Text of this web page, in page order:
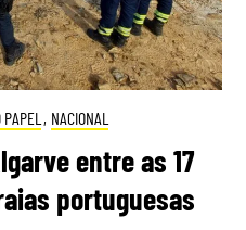
PAPEL , NACIONAL
entre as 17
portuguesas